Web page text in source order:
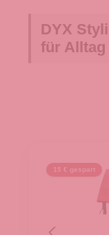
DYX
für
15 € gespart